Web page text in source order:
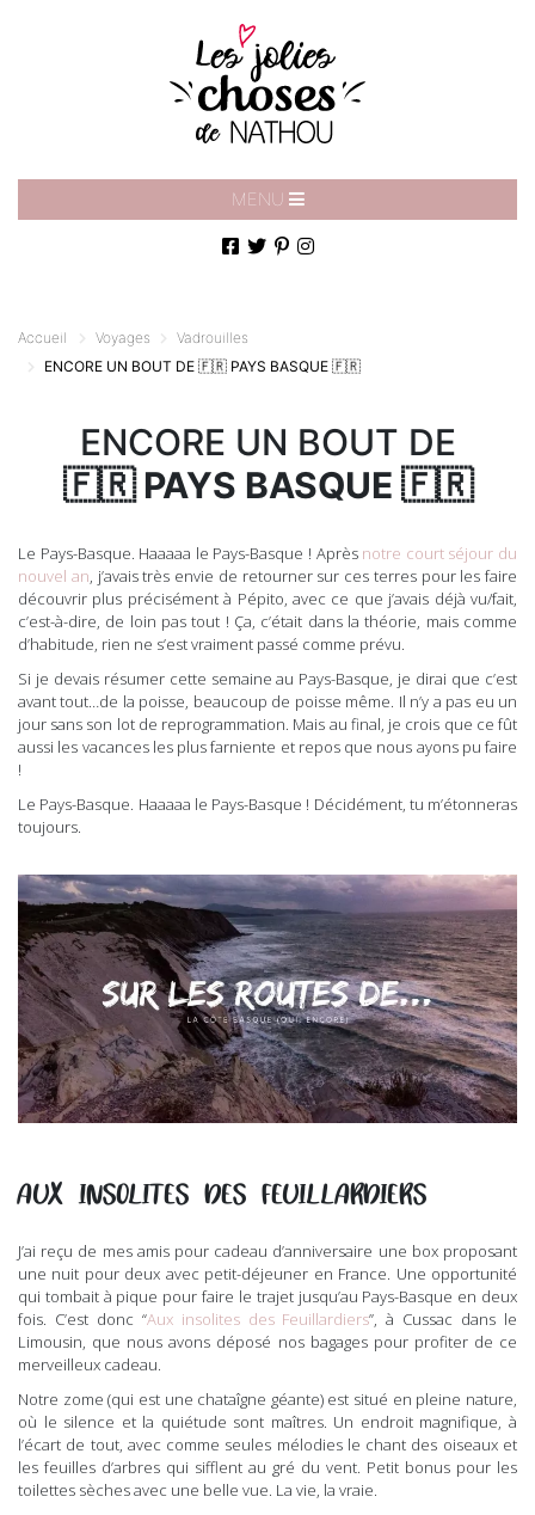
MENU
Accueil Voyages
Vadrouilles
ENCORE UN BOUT DE 🇫🇷 PAYS BASQUE 🇫🇷
ENCORE UN BOUT DE
🇫🇷 PAYS BASQUE 🇫🇷
Le Pays-Basque. Haaaaa le Pays-Basque ! Après notre court séjour du
nouvel an, j’avais très envie de retourner sur ces terres pour les faire
découvrir plus précisément à Pépito, avec ce que j’avais déjà vu/fait,
c’est-à-dire, de loin pas tout ! Ça, c’était dans la théorie, mais comme
d’habitude, rien ne s’est vraiment passé comme prévu.
Si je devais résumer cette semaine au Pays-Basque, je dirai que c’est
avant tout…de la poisse, beaucoup de poisse même. Il n’y a pas eu un
jour sans son lot de reprogrammation. Mais au final, je crois que ce fût
aussi les vacances les plus farniente et repos que nous ayons pu faire
!
Le Pays-Basque. Haaaaa le Pays-Basque ! Décidément, tu m’étonneras
toujours.
AUX INSOLITES DES FEUILLARDIERS
J’ai reçu de mes amis pour cadeau d’anniversaire une box proposant
une nuit pour deux avec petit-déjeuner en France. Une opportunité
qui tombait à pique pour faire le trajet jusqu’au Pays-Basque en deux
fois. C’est donc “Aux insolites des Feuillardiers”, à Cussac dans le
Limousin, que nous avons déposé nos bagages pour profiter de ce
merveilleux cadeau.
Notre zome (qui est une chataîgne géante) est situé en pleine nature,
où le silence et la quiétude sont maîtres. Un endroit magnifique, à
l’écart de tout, avec comme seules mélodies le chant des oiseaux et
les feuilles d’arbres qui sifflent au gré du vent. Petit bonus pour les
toilettes sèches avec une belle vue. La vie, la vraie.